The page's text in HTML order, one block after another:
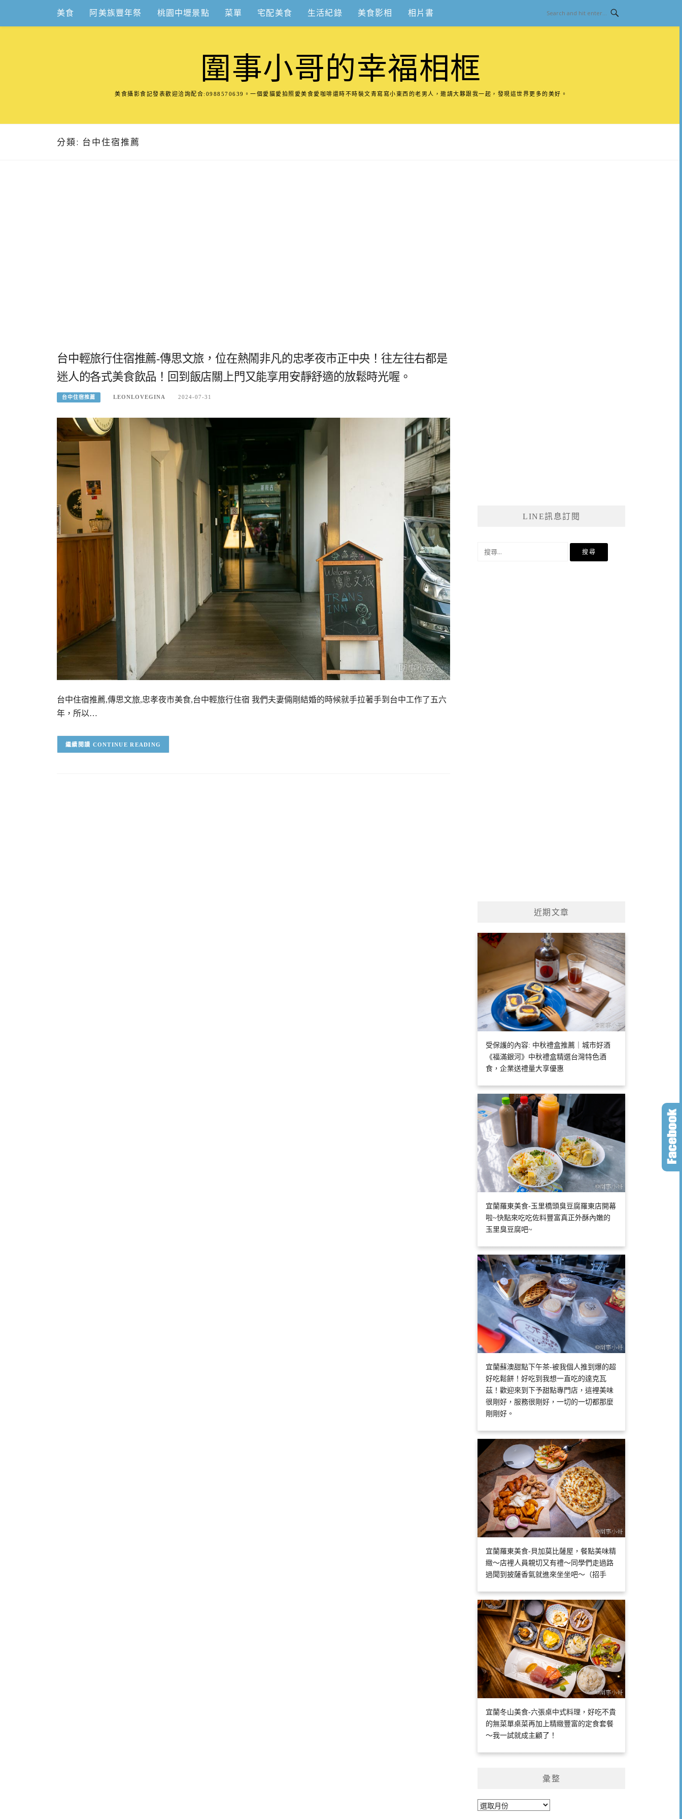
content
美食 阿美族豐年祭 桃園中壢景點 菜單 宅配美食 生活紀錄 美食影相 相片書
圍事小哥的幸福相框
美食攝影食記發表歡迎洽詢配合:0988570639。一個愛貓愛拍照愛美食愛咖啡還時不時裝文青寫寫小東西的老男人，邀請大夥跟我一起，發現這世界更多的美好。
分類: 台中住宿推薦
台中輕旅行住宿推薦-傳思文旅，位在熱鬧非凡的忠孝夜市正中央！往左往右都是
迷人的各式美食飲品！回到飯店關上門又能享用安靜舒適的放鬆時光喔。
台中住宿推薦 LEONLOVEGINA 2024-07-31
台中住宿推薦,傳思文旅,忠孝夜市美食,台中輕旅行住宿 我們夫妻倆剛結婚的時候就手拉著手到台中工作了五六
年，所以…
CONTINUE READING
LINE訊息訂閱
近期文章
受保護的內容: 中秋禮盒推薦｜城市好酒
《福滿銀河》中秋禮盒精選台灣特色酒
食，企業送禮量大享優惠
宜蘭羅東美食-玉里橋頭臭豆腐羅東店開幕
啦~快點來吃吃佐料豐富真正外酥內嫩的
玉里臭豆腐吧~
宜蘭蘇澳甜點下午茶-被我個人推到爆的超
好吃鬆餅！好吃到我想一直吃的達克瓦
茲！歡迎來到下予甜點專門店，這裡美味
很剛好，服務很剛好，一切的一切都那麼
剛剛好。
宜蘭羅東美食-貝加莫比薩屋，餐點美味精
緻～店裡人員親切又有禮～同學們走過路
過聞到披薩香氣就進來坐坐吧～（招手
宜蘭冬山美食-六張桌中式料理，好吃不貴
的無菜單桌菜再加上精緻豐富的定食套餐
～我一試就成主顧了！
彙整
彙